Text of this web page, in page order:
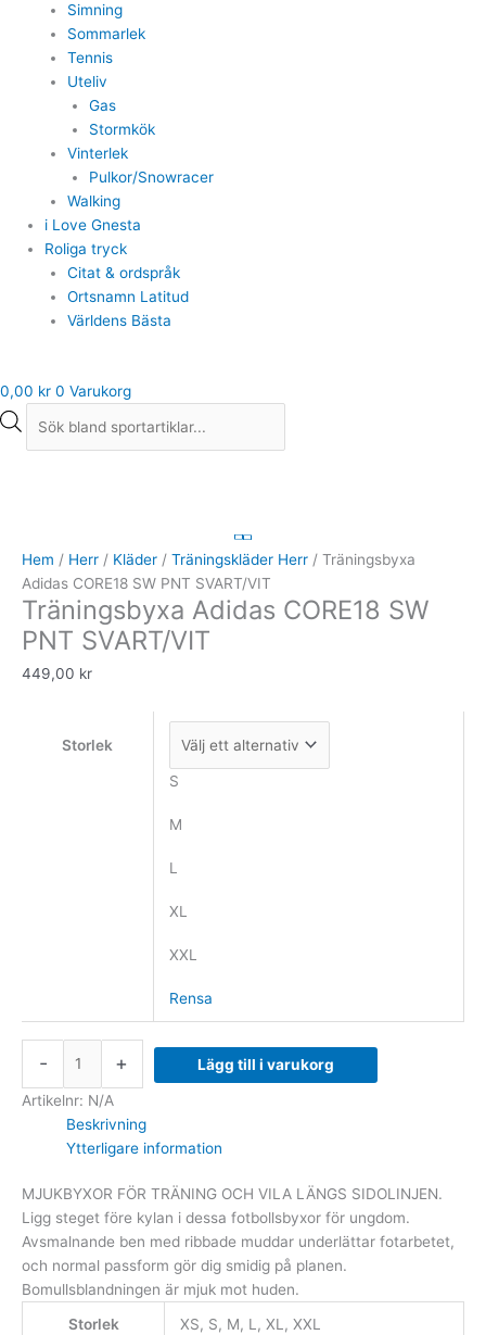
Simning
Sommarlek
Tennis
Uteliv
Gas
Stormkök
Vinterlek
Pulkor/Snowracer
Walking
i Love Gnesta
Roliga tryck
Citat & ordspråk
Ortsnamn Latitud
Världens Bästa
0,00 kr 0 Varukorg
Hem / Herr / Kläder / Träningskläder Herr / Träningsbyxa
Adidas CORE18 SW PNT SVART/VIT
Träningsbyxa Adidas CORE18 SW
PNT SVART/VIT
449,00 kr
Storlek
S
M
L
XL
XXL
Rensa
-
SW
PNT
SVART/VIT
mängd
+ Lägg till i varukorg
Artikelnr: N/A
Beskrivning
Ytterligare information
MJUKBYXOR FÖR TRÄNING OCH VILA LÄNGS SIDOLINJEN.
Ligg steget före kylan i dessa fotbollsbyxor för ungdom.
Avsmalnande ben med ribbade muddar underlättar fotarbetet,
och normal passform gör dig smidig på planen.
Bomullsblandningen är mjuk mot huden.
Storlek
XS, S, M, L, XL, XXL